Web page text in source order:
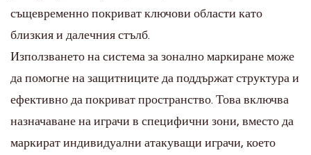
същевременно покриват ключови области като
близкия и далечния стълб.
Използването на система за зонално маркиране може
да помогне на защитниците да поддържат структура и
ефективно да покриват пространство. Това включва
назначаване на играчи в специфични зони, вместо да
маркират индивидуални атакуващи играчи, което